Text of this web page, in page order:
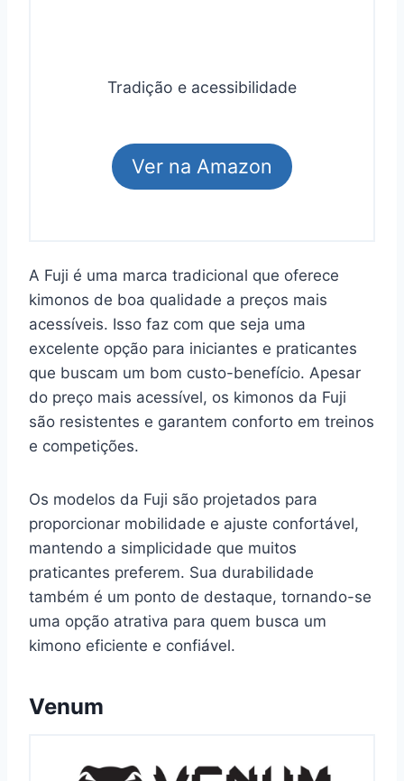
Tradição e acessibilidade
Ver na Amazon
A Fuji é uma marca tradicional que oferece
kimonos de boa qualidade a preços mais
acessíveis. Isso faz com que seja uma
excelente opção para iniciantes e praticantes
que buscam um bom custo-benefício. Apesar
do preço mais acessível, os kimonos da Fuji
são resistentes e garantem conforto em treinos
e competições.
Os modelos da Fuji são projetados para
proporcionar mobilidade e ajuste confortável,
mantendo a simplicidade que muitos
praticantes preferem. Sua durabilidade
também é um ponto de destaque, tornando-se
uma opção atrativa para quem busca um
kimono eficiente e confiável.
Venum